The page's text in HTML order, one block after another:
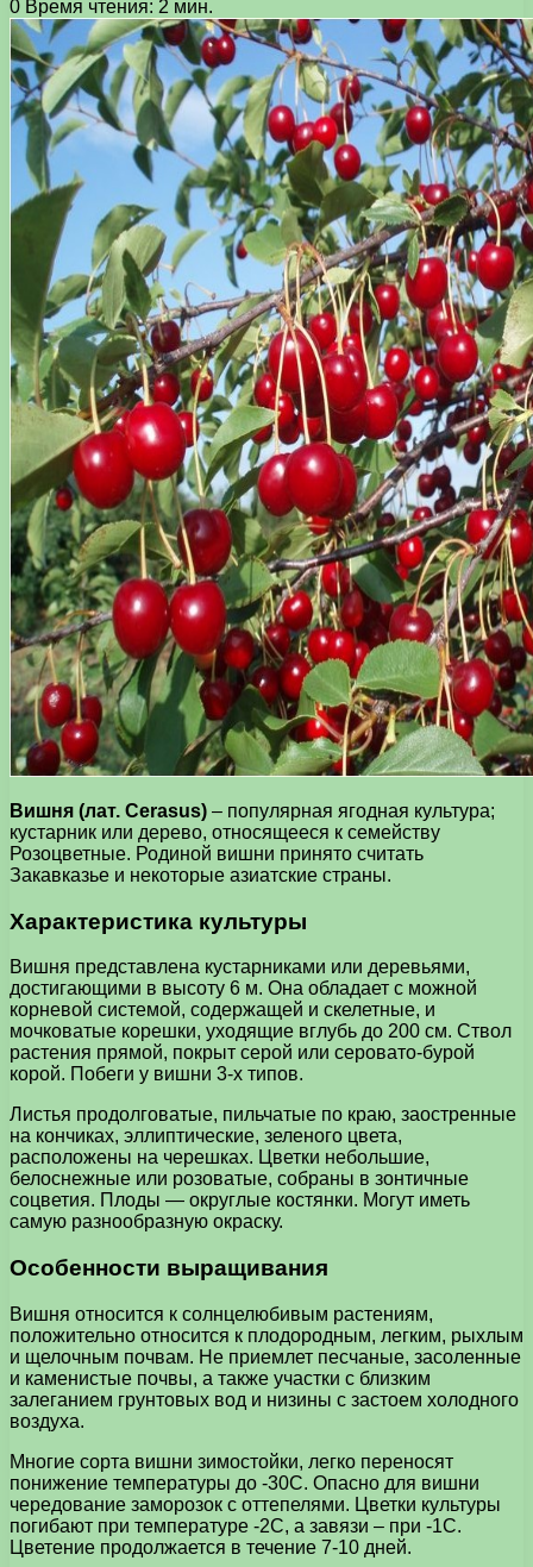
0 Время чтения: 2 мин.
Вишня (лат. Cerasus) – популярная ягодная культура;
кустарник или дерево, относящееся к семейству
Розоцветные. Родиной вишни принято считать
Закавказье и некоторые азиатские страны.
Характеристика культуры
Вишня представлена кустарниками или деревьями,
достигающими в высоту 6 м. Она обладает с можной
корневой системой, содержащей и скелетные, и
мочковатые корешки, уходящие вглубь до 200 см. Ствол
растения прямой, покрыт серой или серовато-бурой
корой. Побеги у вишни 3-х типов.
Листья продолговатые, пильчатые по краю, заостренные
на кончиках, эллиптические, зеленого цвета,
расположены на черешках. Цветки небольшие,
белоснежные или розоватые, собраны в зонтичные
соцветия. Плоды — округлые костянки. Могут иметь
самую разнообразную окраску.
Особенности выращивания
Вишня относится к солнцелюбивым растениям,
положительно относится к плодородным, легким, рыхлым
и щелочным почвам. Не приемлет песчаные, засоленные
и каменистые почвы, а также участки с близким
залеганием грунтовых вод и низины с застоем холодного
воздуха.
Многие сорта вишни зимостойки, легко переносят
понижение температуры до -30С. Опасно для вишни
чередование заморозок с оттепелями. Цветки культуры
погибают при температуре -2С, а завязи – при -1С.
Цветение продолжается в течение 7-10 дней.